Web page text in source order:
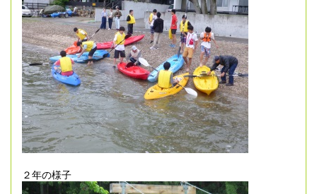
２年の様子